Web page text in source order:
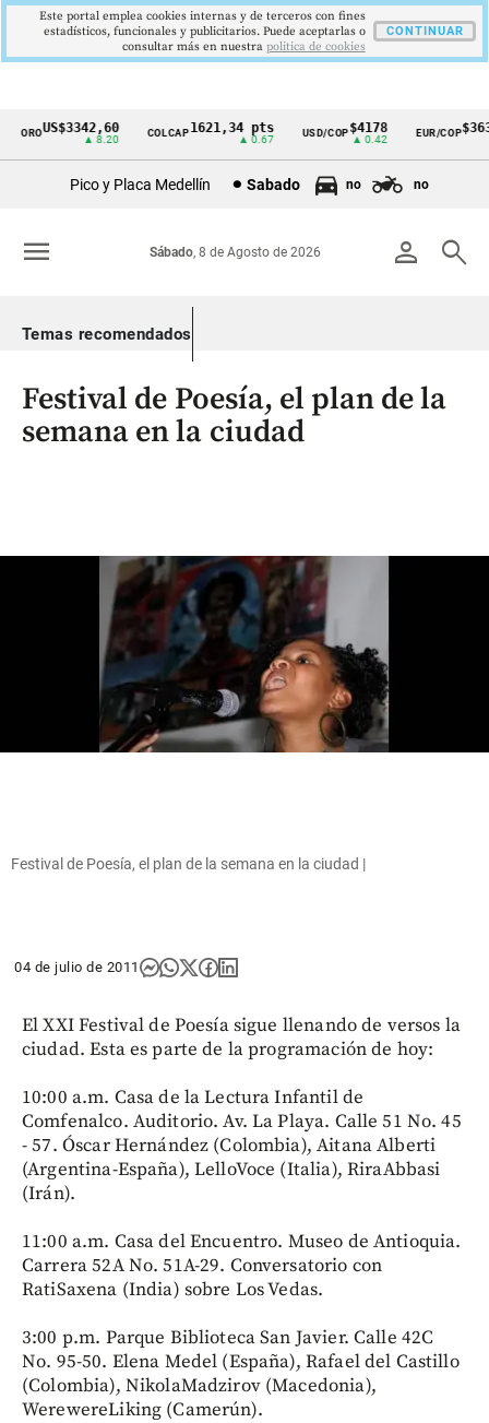
Cintillo
Colombia
OROUS$3342,60
▲ 8.20
COLCAP1621,34 pts
▲ 0.67
USD/COP$4178
▲ 0.42
EUR/COP$3639
Pico y Placa Medellín Sabado no no
person search
Sábado, 8 de Agosto de 2026
menu
Temas recomendados
Festival de Poesía, el plan de la
semana en la ciudad
Festival de Poesía, el plan de la semana en la ciudad |
04 de julio de 2011
El XXI Festival de Poesía sigue llenando de versos la
ciudad. Esta es parte de la programación de hoy:
10:00 a.m. Casa de la Lectura Infantil de
Comfenalco. Auditorio. Av. La Playa. Calle 51 No. 45
- 57. Óscar Hernández (Colombia), Aitana Alberti
(Argentina-España), LelloVoce (Italia), RiraAbbasi
(Irán).
11:00 a.m. Casa del Encuentro. Museo de Antioquia.
Carrera 52A No. 51A-29. Conversatorio con
RatiSaxena (India) sobre Los Vedas.
3:00 p.m. Parque Biblioteca San Javier. Calle 42C
No. 95-50. Elena Medel (España), Rafael del Castillo
(Colombia), NikolaMadzirov (Macedonia),
WerewereLiking (Camerún).
Este portal emplea cookies internas y de terceros con fines
estadísticos, funcionales y publicitarios. Puede aceptarlas o
consultar más en nuestra politica de cookies
CONTINUAR